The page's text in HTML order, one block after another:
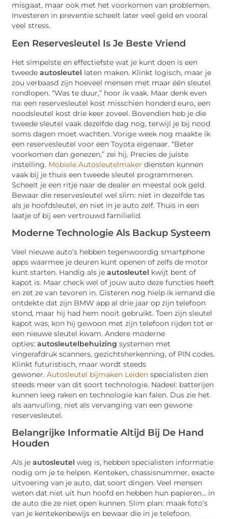
misgaat, maar ook met het voorkomen van problemen.
Investeren in preventie scheelt later veel geld en vooral
veel stress.
Een Reservesleutel Is Je Beste Vriend
Het simpelste en effectiefste wat je kunt doen is een
tweedeautosleutel laten maken. Klinkt logisch, maar je
zou verbaasd zijn hoeveel mensen met maar één sleutel
rondlopen. “Was te duur,” hoor ik vaak. Maar denk even
na: een reservesleutel kost misschien honderd euro, een
noodsleutel kost drie keer zoveel. Bovendien heb je die
tweede sleutel vaak dezelfde dag nog, terwijl je bij nood
soms dagen moet wachten. Vorige week nog maakte ik
een reservesleutel voor een Toyota eigenaar. “Beter
voorkomen dan genezen,” zei hij. Precies de juiste
instelling. Mobiele Autosleutelmaker diensten kunnen
vaak bij je thuis een tweede sleutel programmeren.
Scheelt je een ritje naar de dealer en meestal ook geld.
Bewaar die reservesleutel wel slim: niet in dezelfde tas
als je hoofdsleutel, en niet in je auto zelf. Thuis in een
laatje of bij een vertrouwd familielid.
Moderne Technologie Als Backup Systeem
Veel nieuwe auto’s hebben tegenwoordig smartphone
apps waarmee je deuren kunt openen of zelfs de motor
kunt starten. Handig als jeautosleutel kwijt bent of
kapot is. Maar check wel of jouw auto deze functies heeft
en zet ze van tevoren in. Gisteren nog hielp ik iemand die
ontdekte dat zijn BMW app al drie jaar op zijn telefoon
stond, maar hij had hem nooit gebruikt. Toen zijn sleutel
kapot was, kon hij gewoon met zijn telefoon rijden tot er
een nieuwe sleutel kwam. Andere moderne
opties:autosleutelbehuizing systemen met
vingerafdruk scanners, gezichtsherkenning, of PIN codes.
Klinkt futuristisch, maar wordt steeds
gewoner.Autosleutel bijmaken Leiden specialisten zien
steeds meer van dit soort technologie. Nadeel: batterijen
kunnen leeg raken en technologie kan falen. Dus zie het
als aanvulling, niet als vervanging van een gewone
reservesleutel.
Belangrijke Informatie Altijd Bij De Hand
Houden
Als jeautosleutel weg is, hebben specialisten informatie
nodig om je te helpen. Kenteken, chassisnummer, exacte
uitvoering van je auto, dat soort dingen. Veel mensen
weten dat niet uit hun hoofd en hebben hun papieren… in
de auto die ze niet open kunnen. Slim plan: maak foto’s
van je kentekenbewijs en bewaar die in je telefoon.